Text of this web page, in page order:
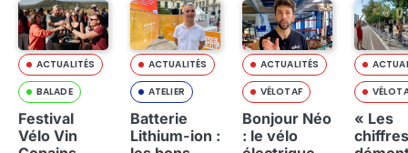
ACTUALITÉS
BALADE
Festival
Vélo Vin
ACTUALITÉS
ATELIER
Batterie
Lithium-ion :
ACTUALITÉS
VÉLOTAF
Bonjour Néo
: le vélo
« Les
chiffres